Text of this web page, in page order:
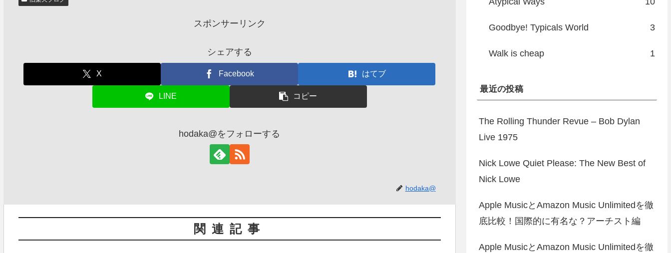
スポンサーリンク
シェアする
X Facebook はてブ
LINE コピー
hodaka@をフォローする
hodaka@
関連記事
Goodbye! Typicals World 3
Walk is cheap 1
最近の投稿
The Rolling Thunder Revue – Bob Dylan
Live 1975
Nick Lowe Quiet Please: The New Best of
Nick Lowe
Apple MusicとAmazon Music Unlimitedを徹
底比較！国際的に有名な？アーチスト編
Apple MusicとAmazon Music Unlimitedを徹